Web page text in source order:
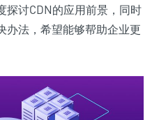
探讨CDN的应用前景，同时
办法，希望能够帮助企业更